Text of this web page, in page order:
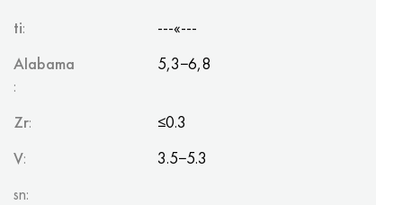
ti:
---«---
Alabama
:
5,3−6,8
Zr:
≤0.3
V:
3.5−5.3
sn: